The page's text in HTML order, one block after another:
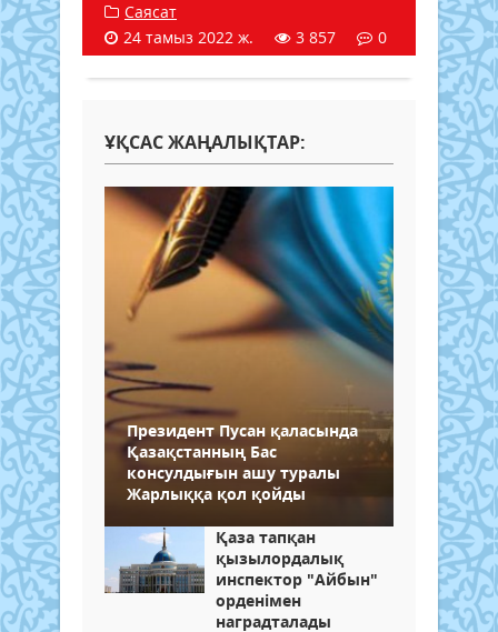
Саясат
24 тамыз 2022 ж.
3 857 0
ҰҚСАС ЖАҢАЛЫҚТАР:
Президент Пусан қаласында
Қазақстанның Бас
консулдығын ашу туралы
Жарлыққа қол қойды
Қаза тапқан
қызылордалық
инспектор "Айбын"
орденімен
наградталады